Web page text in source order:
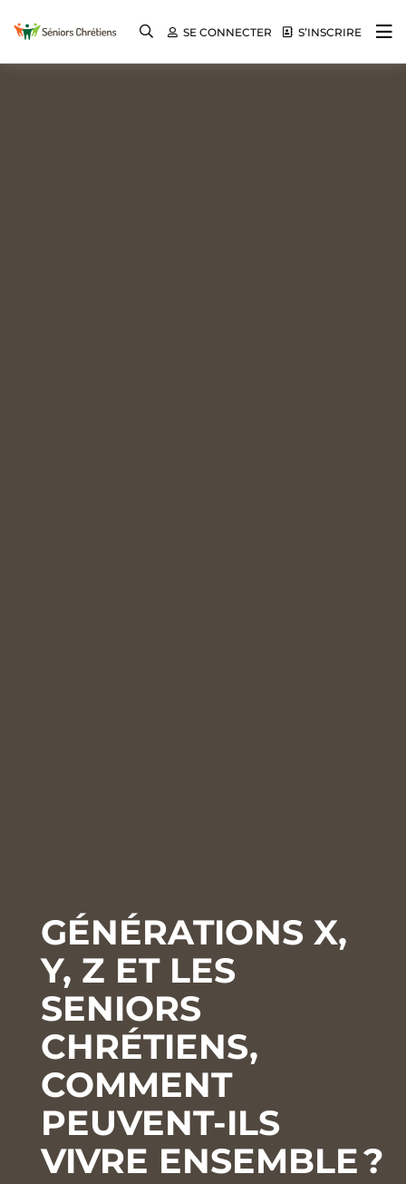
Même en vieillissant, ils portent encore du
SE CONNECTER S’INSCRIRE
GÉNÉRATIONS X,
Y, Z ET LES
SENIORS
CHRÉTIENS,
COMMENT
PEUVENT-ILS
VIVRE ENSEMBLE ?